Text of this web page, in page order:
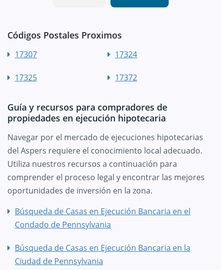
Códigos Postales Proximos
17307 17324
17325 17372
Guía y recursos para compradores de
propiedades en ejecución hipotecaria
Navegar por el mercado de ejecuciones hipotecarias
del Aspers requiere el conocimiento local adecuado.
Utiliza nuestros recursos a continuación para
comprender el proceso legal y encontrar las mejores
oportunidades de inversión en la zona.
Búsqueda de Casas en Ejecución Bancaria en el
Condado de Pennsylvania
Búsqueda de Casas en Ejecución Bancaria en la
Ciudad de Pennsylvania